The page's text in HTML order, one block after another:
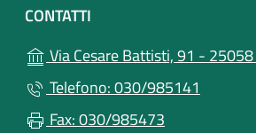
CONTATTI
Via Cesare Battisti, 91 -
Telefono: 030/985141
Fax: 030/985473